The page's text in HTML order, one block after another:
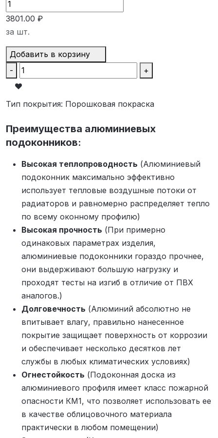
3801.00 ₽
за шт.
Добавить в корзину
-
+
Тип покрытия: Порошковая покраска
Преимущества алюминиевых
подоконников:
Высокая теплопроводность (Алюминиевый
подоконник максимально эффективно
использует тепловые воздушные потоки от
радиаторов и равномерно распределяет тепло
по всему оконному профилю)
Высокая прочность (При примерно
одинаковых параметрах изделия,
алюминиевые подоконники гораздо прочнее,
они выдерживают большую нагрузку и
проходят тесты на изгиб в отличие от ПВХ
аналогов.)
Долговечность (Алюминий абсолютно не
впитывает влагу, правильно нанесенное
покрытие защищает поверхность от коррозии
и обеспечивает несколько десятков лет
службы в любых климатических условиях)
Огнестойкость (Подоконная доска из
алюминиевого профиля имеет класс пожарной
опасности КМ1, что позволяет использовать ее
в качестве облицовочного материала
практически в любом помещении)